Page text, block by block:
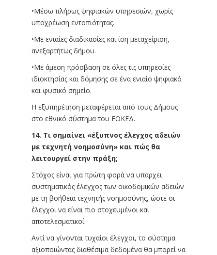
•Μέσω πλήρως ψηφιακών υπηρεσιών, χωρίς
υποχρέωση εντοπιότητας.
•Με ενιαίες διαδικασίες και ίση μεταχείριση,
ανεξαρτήτως δήμου.
•Με άμεση πρόσβαση σε όλες τις υπηρεσίες
ιδιοκτησίας και δόμησης σε ένα ενιαίο ψηφιακό
και φυσικό σημείο.
Η εξυπηρέτηση μεταφέρεται από τους Δήμους
στο εθνικό σύστημα του ΕΟΚΕΔ.
14. Τι σημαίνει «έξυπνος έλεγχος αδειών
με τεχνητή νοημοσύνη» και πώς θα
λειτουργεί στην πράξη;
Στόχος είναι για πρώτη φορά να υπάρχει
συστηματικός έλεγχος των οικοδομικών αδειών
με τη βοήθεια τεχνητής νοημοσύνης, ώστε οι
έλεγχοι να είναι πιο στοχευμένοι και
αποτελεσματικοί.
Αντί να γίνονται τυχαίοι έλεγχοι, το σύστημα
αξιοποιώντας διαθέσιμα δεδομένα θα μπορεί να